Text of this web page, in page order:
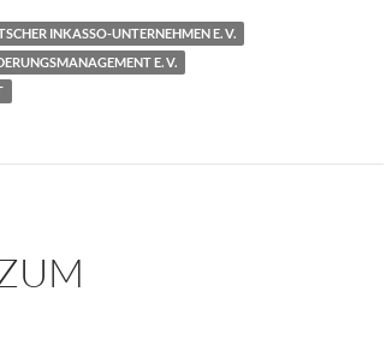
INKASSO-UNTERNEHMEN E. V.
E. V.